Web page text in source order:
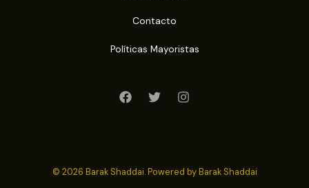
Contacto
Políticas Mayoristas
© 2026 Barak Shaddai. Powered by Barak Shaddai